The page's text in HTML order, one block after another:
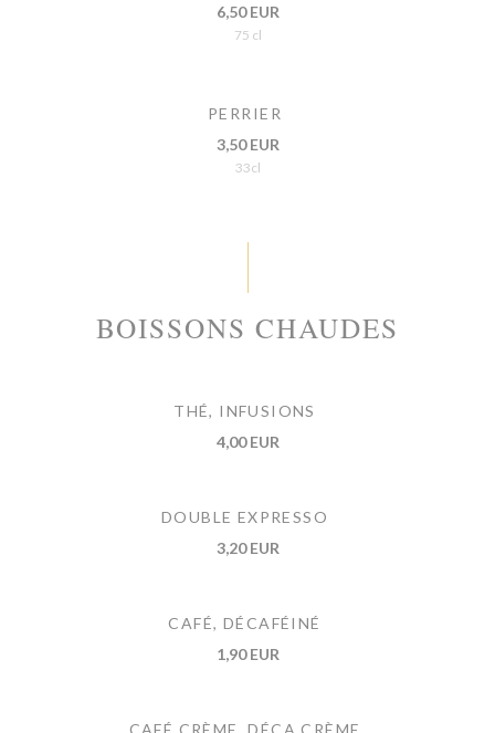
6,50 EUR
75 cl
PERRIER
3,50 EUR
33cl
BOISSONS CHAUDES
THÉ, INFUSIONS
4,00 EUR
DOUBLE EXPRESSO
3,20 EUR
CAFÉ, DÉCAFÉINÉ
1,90 EUR